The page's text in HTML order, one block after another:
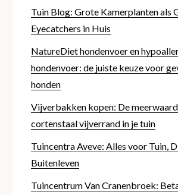
Tuin Blog: Grote Kamerplanten als
Eyecatchers in Huis
NatureDiet hondenvoer en
hondenvoer: de juiste keuze voor
honden
Vijverbakken kopen: De
cortenstaal vijverrand in je tuin
Tuincentra Aveve: Alles voor Tuin,
Buitenleven
Tuincentrum Van Cranenbroek: